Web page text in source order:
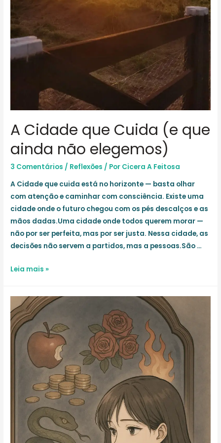
A Cidade que Cuida (e que
ainda não elegemos)
3 Comentários / Reflexões / Por Cicera A Feitosa
A Cidade que cuida está no horizonte — basta olhar
com atenção e caminhar com consciência. Existe uma
cidade onde o futuro chegou com os pés descalços e as
mãos dadas.Uma cidade onde todos querem morar —
não por ser perfeita, mas por ser justa. Nessa cidade, as
decisões não servem a partidos, mas a pessoas.São …
A
Cuida
(e
que
ainda
elegemos)
Leia mais »